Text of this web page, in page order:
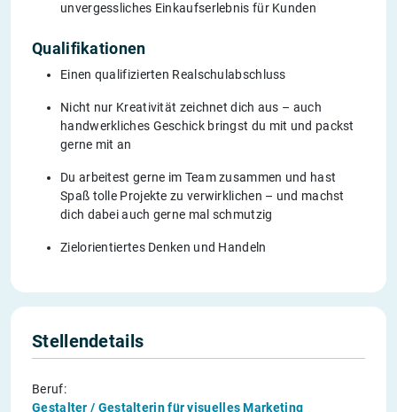
unvergessliches Einkaufserlebnis für Kunden
Qualifikationen
Einen qualifizierten Realschulabschluss
Nicht nur Kreativität zeichnet dich aus – auch
handwerkliches Geschick bringst du mit und packst
gerne mit an
Du arbeitest gerne im Team zusammen und hast
Spaß tolle Projekte zu verwirklichen – und machst
dich dabei auch gerne mal schmutzig
Zielorientiertes Denken und Handeln
Stellendetails
Beruf:
Gestalter / Gestalterin für visuelles Marketing